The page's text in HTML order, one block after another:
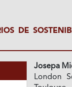
DE
Josepa
London